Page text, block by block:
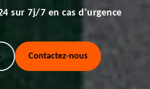
sur 7j/7 en cas d'urgence
Contactez-nous